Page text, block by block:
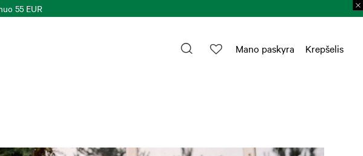
Prekių
Krepšelis
Mano paskyra